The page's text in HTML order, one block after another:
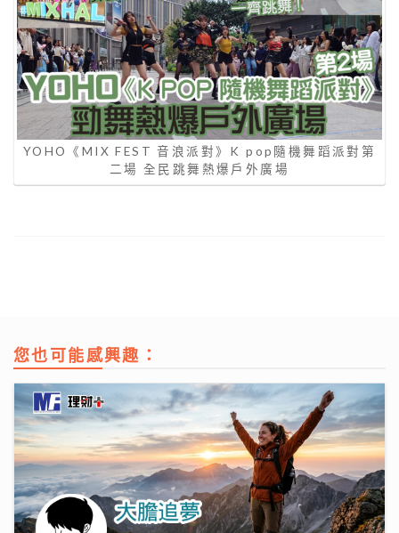
YOHO《MIX FEST 音浪派對》K pop隨機舞蹈派對第
二場 全民跳舞熱爆戶外廣場
您也可能感興趣：